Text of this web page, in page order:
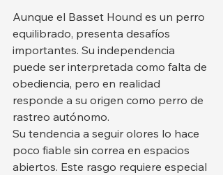
Aunque el Basset Hound es un perro
equilibrado, presenta desafíos
importantes. Su independencia
puede ser interpretada como falta de
obediencia, pero en realidad
responde a su origen como perro de
rastreo autónomo.
Su tendencia a seguir olores lo hace
poco fiable sin correa en espacios
abiertos. Este rasgo requiere especial